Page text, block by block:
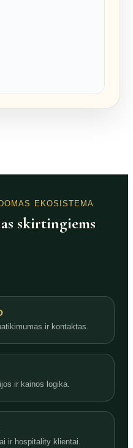
EKOSISTEMA
skirtingiems
ir kontaktas.
ir kainos logika.
ir hospitality klientai.